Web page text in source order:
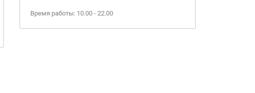
Время работы: 10.00 - 22.00